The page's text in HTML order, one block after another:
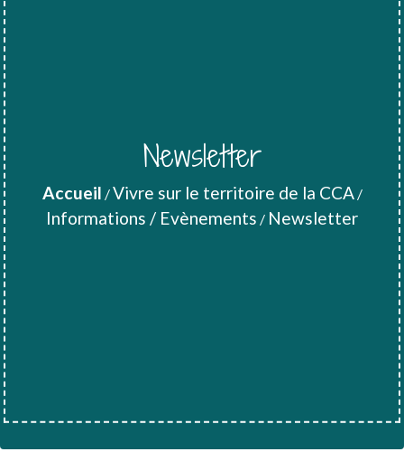
Newsletter
Accueil /Vivre sur le territoire de la CCA /
Informations / Evènements / Newsletter